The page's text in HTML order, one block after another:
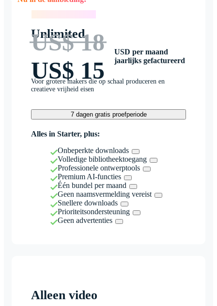
Unlimited
US$ 18
US$ 15
USD per maand
jaarlijks gefactureerd
Voor grotere makers die op schaal produceren en
creatieve vrijheid eisen
7 dagen gratis proefperiode
Alles in Starter, plus:
Onbeperkte downloads
Volledige bibliotheektoegang
Professionele ontwerptools
Premium AI-functies
Één bundel per maand
Geen naamsvermelding vereist
Snellere downloads
Prioriteitsondersteuning
Geen advertenties
Alleen video